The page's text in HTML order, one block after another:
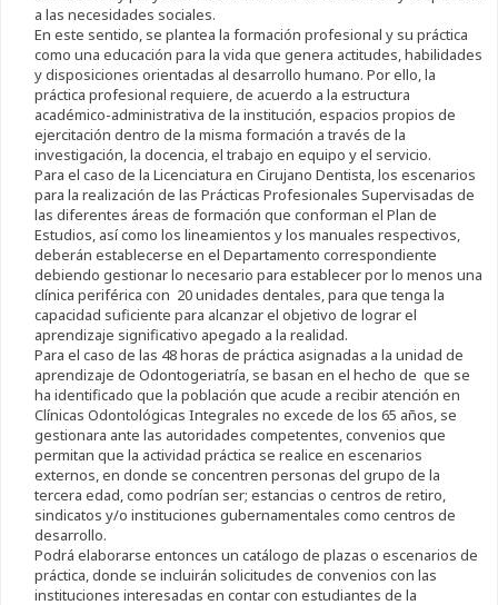
a las necesidades sociales.
En este sentido, se plantea la formación profesional y su práctica
como una educación para la vida que genera actitudes, habilidades
y disposiciones orientadas al desarrollo humano. Por ello, la
práctica profesional requiere, de acuerdo a la estructura
académico-administrativa de la institución, espacios propios de
ejercitación dentro de la misma formación a través de la
investigación, la docencia, el trabajo en equipo y el servicio.
Para el caso de la Licenciatura en Cirujano Dentista, los escenarios
para la realización de las Prácticas Profesionales Supervisadas de
las diferentes áreas de formación que conforman el Plan de
Estudios, así como los lineamientos y los manuales respectivos,
deberán establecerse en el Departamento correspondiente
debiendo gestionar lo necesario para establecer por lo menos una
clínica periférica con 20 unidades dentales, para que tenga la
capacidad suficiente para alcanzar el objetivo de lograr el
aprendizaje significativo apegado a la realidad.
Para el caso de las 48 horas de práctica asignadas a la unidad de
aprendizaje de Odontogeriatría, se basan en el hecho de que se
ha identificado que la población que acude a recibir atención en
Clínicas Odontológicas Integrales no excede de los 65 años, se
gestionara ante las autoridades competentes, convenios que
permitan que la actividad práctica se realice en escenarios
externos, en donde se concentren personas del grupo de la
tercera edad, como podrían ser; estancias o centros de retiro,
sindicatos y/o instituciones gubernamentales como centros de
desarrollo.
Podrá elaborarse entonces un catálogo de plazas o escenarios de
práctica, donde se incluirán solicitudes de convenios con las
instituciones interesadas en contar con estudiantes de la